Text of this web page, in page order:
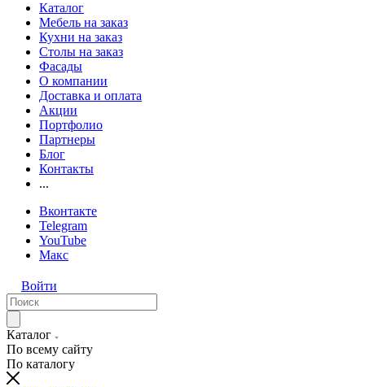
Каталог
Мебель на заказ
Кухни на заказ
Столы на заказ
Фасады
О компании
Доставка и оплата
Акции
Портфолио
Партнеры
Блог
Контакты
...
Вконтакте
Telegram
YouTube
Макс
Войти
Каталог
По всему сайту
По каталогу